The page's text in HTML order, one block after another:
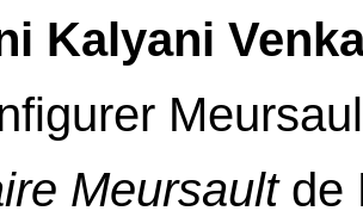
Kalyani
Meursaultde